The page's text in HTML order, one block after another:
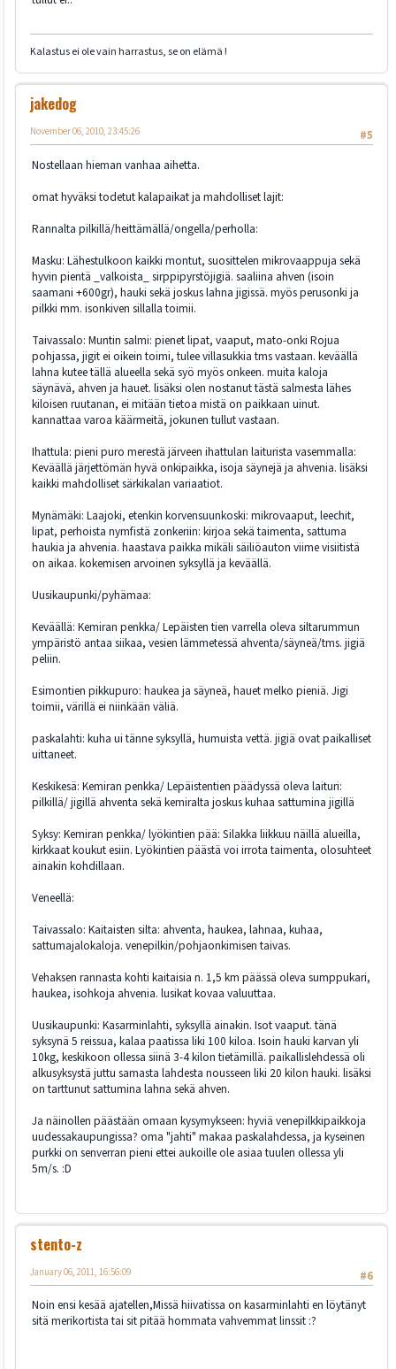
Kalastus ei ole vain harrastus, se on elämä !
jakedog
#5
November 06, 2010, 23:45:26
Nostellaan hieman vanhaa aihetta.
omat hyväksi todetut kalapaikat ja mahdolliset lajit:
Rannalta pilkillä/heittämällä/ongella/perholla:
Masku: Lähestulkoon kaikki montut, suosittelen mikrovaappuja sekä
hyvin pientä _valkoista_ sirppipyrstöjigiä. saaliina ahven (isoin
saamani +600gr), hauki sekä joskus lahna jigissä. myös perusonki ja
pilkki mm. isonkiven sillalla toimii.
Taivassalo: Muntin salmi: pienet lipat, vaaput, mato-onki Rojua
pohjassa, jigit ei oikein toimi, tulee villasukkia tms vastaan. keväällä
lahna kutee tällä alueella sekä syö myös onkeen. muita kaloja
säynävä, ahven ja hauet. lisäksi olen nostanut tästä salmesta lähes
kiloisen ruutanan, ei mitään tietoa mistä on paikkaan uinut.
kannattaa varoa käärmeitä, jokunen tullut vastaan.
Ihattula: pieni puro merestä järveen ihattulan laiturista vasemmalla:
Keväällä järjettömän hyvä onkipaikka, isoja säynejä ja ahvenia. lisäksi
kaikki mahdolliset särkikalan variaatiot.
Mynämäki: Laajoki, etenkin korvensuunkoski: mikrovaaput, leechit,
lipat, perhoista nymfistä zonkeriin: kirjoa sekä taimenta, sattuma
haukia ja ahvenia. haastava paikka mikäli säiliöauton viime visiitistä
on aikaa. kokemisen arvoinen syksyllä ja keväällä.
Uusikaupunki/pyhämaa:
Keväällä: Kemiran penkka/ Lepäisten tien varrella oleva siltarummun
ympäristö antaa siikaa, vesien lämmetessä ahventa/säyneä/tms. jigiä
peliin.
Esimontien pikkupuro: haukea ja säyneä, hauet melko pieniä. Jigi
toimii, värillä ei niinkään väliä.
paskalahti: kuha ui tänne syksyllä, humuista vettä. jigiä ovat paikalliset
uittaneet.
Keskikesä: Kemiran penkka/ Lepäistentien päädyssä oleva laituri:
pilkillä/ jigillä ahventa sekä kemiralta joskus kuhaa sattumina jigillä
Syksy: Kemiran penkka/ lyökintien pää: Silakka liikkuu näillä alueilla,
kirkkaat koukut esiin. Lyökintien päästä voi irrota taimenta, olosuhteet
ainakin kohdillaan.
Veneellä:
Taivassalo: Kaitaisten silta: ahventa, haukea, lahnaa, kuhaa,
sattumajalokaloja. venepilkin/pohjaonkimisen taivas.
Vehaksen rannasta kohti kaitaisia n. 1,5 km päässä oleva sumppukari,
haukea, isohkoja ahvenia. lusikat kovaa valuuttaa.
Uusikaupunki: Kasarminlahti, syksyllä ainakin. Isot vaaput. tänä
syksynä 5 reissua, kalaa paatissa liki 100 kiloa. Isoin hauki karvan yli
10kg, keskikoon ollessa siinä 3-4 kilon tietämillä. paikallislehdessä oli
alkusyksystä juttu samasta lahdesta nousseen liki 20 kilon hauki. lisäksi
on tarttunut sattumina lahna sekä ahven.
Ja näinollen päästään omaan kysymykseen: hyviä venepilkkipaikkoja
uudessakaupungissa? oma "jahti" makaa paskalahdessa, ja kyseinen
purkki on senverran pieni ettei aukoille ole asiaa tuulen ollessa yli
5m/s. :D
stento-z
#6
January 06, 2011, 16:56:09
Noin ensi kesää ajatellen,Missä hiivatissa on kasarminlahti en löytänyt
sitä merikortista tai sit pitää hommata vahvemmat linssit :?